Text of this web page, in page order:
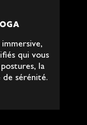
immersive,
qui vous
la
de sérénité.